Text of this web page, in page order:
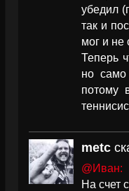
убедил
так и
мог и не
Теперь
но само
потому
metc
@Иван:
На счет